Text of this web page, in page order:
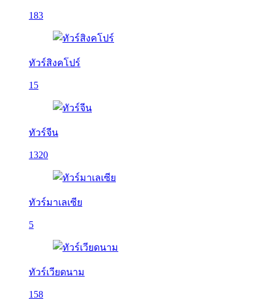
183
ทัวร์สิงคโปร์
15
ทัวร์จีน
1320
ทัวร์มาเลเซีย
5
ทัวร์เวียดนาม
158